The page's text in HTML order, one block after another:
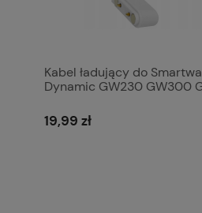
Kabel ładujący do
Dynamic GW230 GW300
19,99 zł